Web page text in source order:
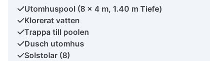
Utomhuspool (8 x 4 m, 1.40 m Tiefe)
Klorerat vatten
Trappa till poolen
Dusch utomhus
Solstolar (8)